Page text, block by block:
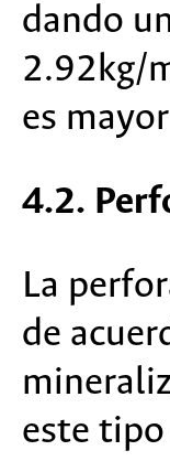
dando
2.92kg/
es
4.2.
La
de
este tipo